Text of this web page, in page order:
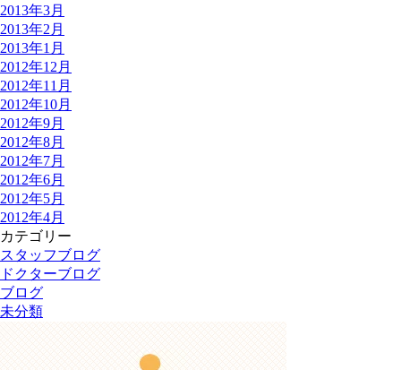
2013年3月
2013年2月
2013年1月
2012年12月
2012年11月
2012年10月
2012年9月
2012年8月
2012年7月
2012年6月
2012年5月
2012年4月
カテゴリー
スタッフブログ
ドクターブログ
ブログ
未分類